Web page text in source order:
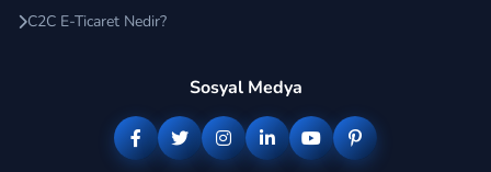
C2C E-Ticaret Nedir?
Sosyal Medya